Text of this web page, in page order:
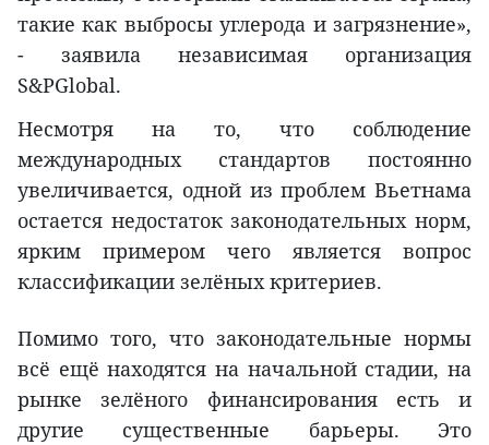
такие как выбросы углерода и загрязнение»,
- заявила независимая организация
S&PGlobal.
Несмотря на то, что соблюдение
международных стандартов постоянно
увеличивается, одной из проблем Вьетнама
остается недостаток законодательных норм,
ярким примером чего является вопрос
классификации зелёных критериев.
Помимо того, что законодательные нормы
всё ещё находятся на начальной стадии, на
рынке зелёного финансирования есть и
другие существенные барьеры. Это